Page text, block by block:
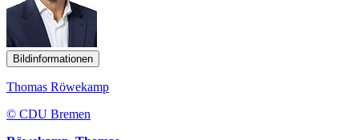
Bildinformationen
Thomas Röwekamp
© CDU Bremen